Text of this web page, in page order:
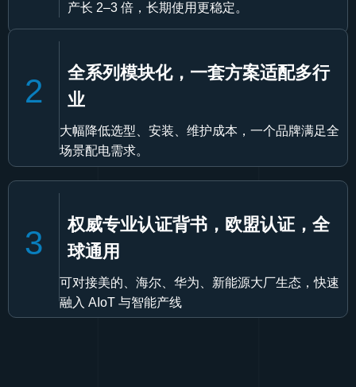
产长 2–3 倍，长期使用更稳定。
2
全系列模块化，一套方案适配多行
业
大幅降低选型、安装、维护成本，一个品牌满足全
场景配电需求。
3
权威专业认证背书，欧盟认证，全
球通用
可对接美的、海尔、华为、新能源大厂生态，快速
融入 AIoT 与智能产线